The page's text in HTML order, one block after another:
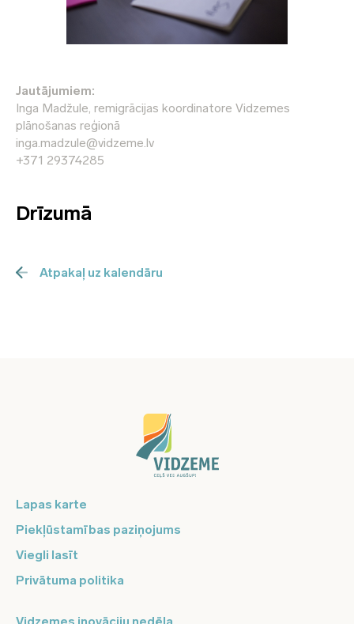
Jautājumiem:
Inga Madžule, remigrācijas koordinatore Vidzemes
plānošanas reģionā
inga.madzule@vidzeme.lv
+371 29374285
Drīzumā
Atpakaļ uz kalendāru
Lapas karte
Piekļūstamības paziņojums
Viegli lasīt
Privātuma politika